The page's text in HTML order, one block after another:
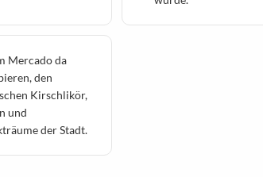
Mercado da
den
Kirschlikör,
und
der Stadt.